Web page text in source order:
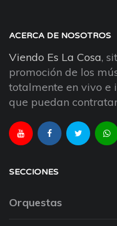
ACERCA DE NOSOTROS
Viendo Es La Cosa,
promoción de los
totalmente en vivo e
que puedan
SECCIONES
Orquestas